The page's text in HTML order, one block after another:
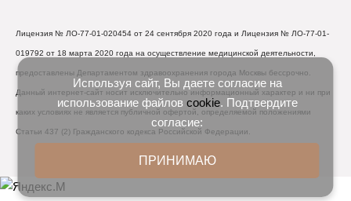
Лицензия № ЛО-77-01-020454 от 24 сентября 2020 года и Лицензия № ЛО-77-01-
019792 от 18 марта 2020 года на осуществление медицинской деятельности,
предоставлены Департаментом здравоохранения города Москвы бессрочно.
Данный интернет-сайт носит исключительно информационный характер и ни при
каких условиях не является публичной офертой, определяемой положениями
Статьи 437 (2) Гражданского кодекса Российской Федерации.
Используя сайт, Вы даете согласие на
использование файлов cookie. Подтвердите
согласие:
ПРИНИМАЮ